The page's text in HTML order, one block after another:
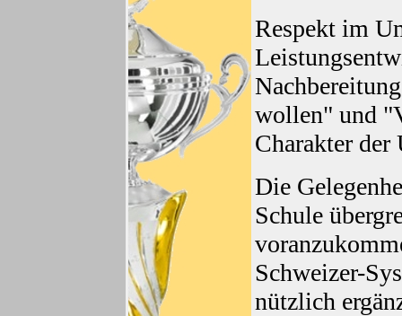
Respekt im
wollen" und
Charakter
Die
Schule
Schweizer-
nützlich